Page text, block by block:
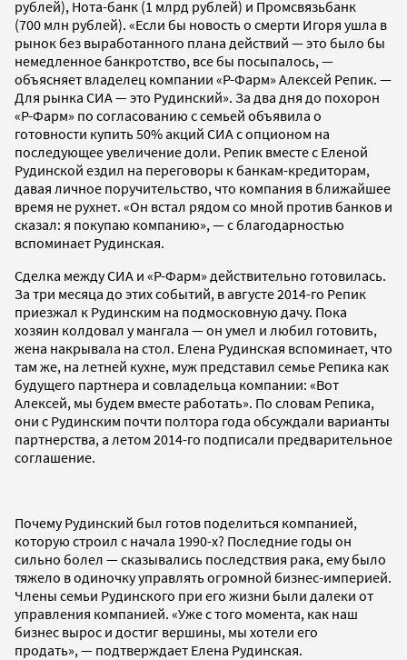
рублей), Нота-банк (1 млрд рублей) и Промсвязьбанк
(700 млн рублей). «Если бы новость о смерти Игоря ушла в
рынок без выработанного плана действий — это было бы
немедленное банкротство, все бы посыпалось, —
объясняет владелец компании «Р-Фарм» Алексей Репик. —
Для рынка СИА — это Рудинский». За два дня до похорон
«Р-Фарм» по согласованию с семьей объявила о
готовности купить 50% акций СИА с опционом на
последующее увеличение доли. Репик вместе с Еленой
Рудинской ездил на переговоры к банкам-кредиторам,
давая личное поручительство, что компания в ближайшее
время не рухнет. «Он встал рядом со мной против банков и
сказал: я покупаю компанию», — с благодарностью
вспоминает Рудинская.
Сделка между СИА и «Р-Фарм» действительно готовилась.
За три месяца до этих событий, в августе 2014-го Репик
приезжал к Рудинским на подмосковную дачу. Пока
хозяин колдовал у мангала — он умел и любил готовить,
жена накрывала на стол. Елена Рудинская вспоминает, что
там же, на летней кухне, муж представил семье Репика как
будущего партнера и совладельца компании: «Вот
Алексей, мы будем вместе работать». По словам Репика,
они с Рудинским почти полтора года обсуждали варианты
партнерства, а летом 2014-го подписали предварительное
соглашение.
Почему Рудинский был готов поделиться компанией,
которую строил с начала 1990-х? Последние годы он
сильно болел — сказывались последствия рака, ему было
тяжело в одиночку управлять огромной бизнес-империей.
Члены семьи Рудинского при его жизни были далеки от
управления компанией. «Уже с того момента, как наш
бизнес вырос и достиг вершины, мы хотели его
продать», — подтверждает Елена Рудинская.